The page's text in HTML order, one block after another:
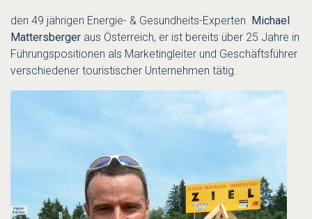
den 49 jährigen Energie- & Gesundheits-Experten Michael
Mattersberger aus Österreich, er ist bereits über 25 Jahre in
Führungspositionen als Marketingleiter und Geschäftsführer
verschiedener touristischer Unternehmen tätig.